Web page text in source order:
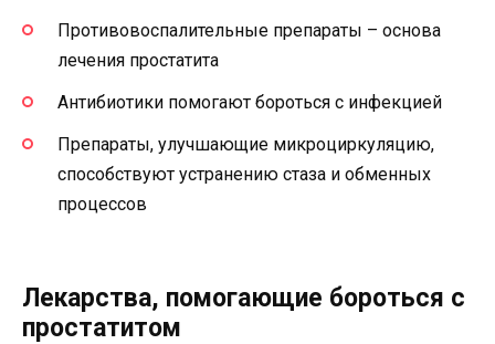
Противовоспалительные препараты – основа
лечения простатита
Антибиотики помогают бороться с инфекцией
Препараты, улучшающие микроциркуляцию,
способствуют устранению стаза и обменных
процессов
Лекарства, помогающие бороться с
простатитом